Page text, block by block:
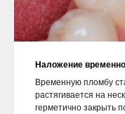
Наложение
Временную пломбу
растягивается на
герметично закрыть